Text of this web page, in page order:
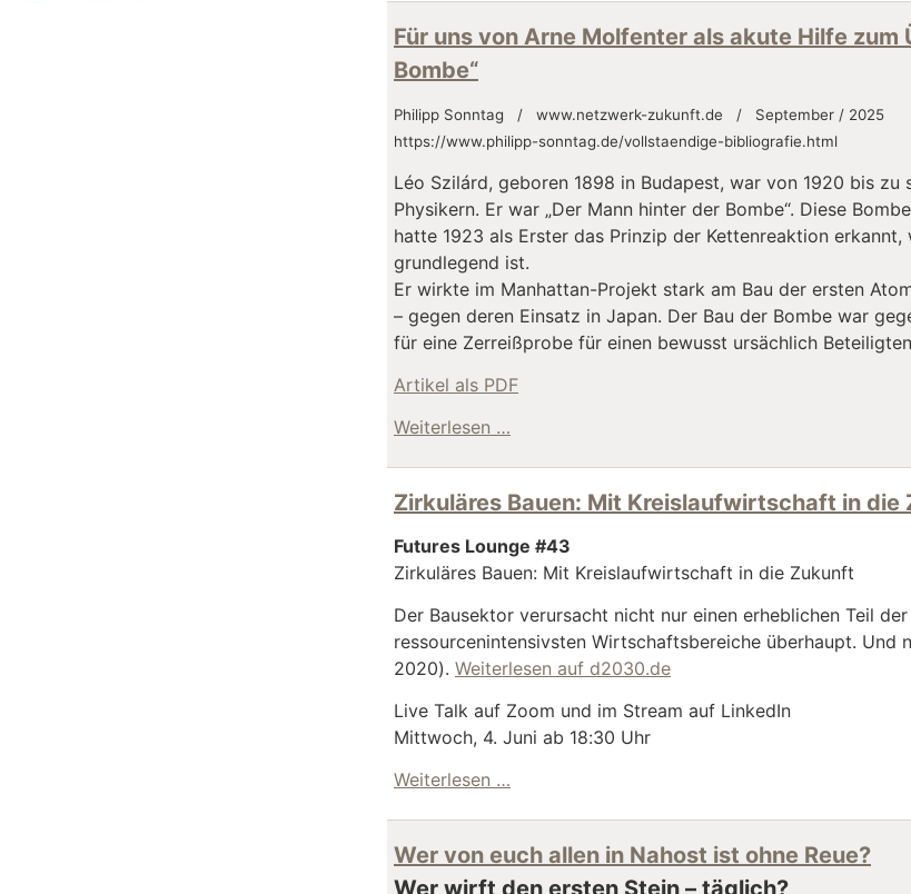
Für uns von Arne Molfenter als akute Hilfe
Bombe“
Philipp Sonntag / www.netzwerk-zukunft.de / September / 2025
https://www.philipp-sonntag.de/vollstaendige-bibliografie.html
Léo Szilárd, geboren 1898 in Budapest, war von 1920 bis
Physikern. Er war „Der Mann hinter der Bombe“. Diese
hatte 1923 als Erster das Prinzip der Kettenreaktion
grundlegend ist.
Er wirkte im Manhattan-Projekt stark am Bau der ersten
– gegen deren Einsatz in Japan. Der Bau der Bombe war
für eine Zerreißprobe für einen bewusst ursächlich
Artikel als PDF
Weiterlesen …
Zirkuläres Bauen: Mit Kreislaufwirtschaft in die
Futures Lounge #43
Zirkuläres Bauen: Mit Kreislaufwirtschaft in die Zukunft
Der Bausektor verursacht nicht nur einen erheblichen Teil
ressourcenintensivsten Wirtschaftsbereiche überhaupt. Und
2020). Weiterlesen auf d2030.de
Live Talk auf Zoom und im Stream auf LinkedIn
Mittwoch, 4. Juni ab 18:30 Uhr
Weiterlesen …
Wer von euch allen in Nahost ist ohne Reue?
Wer wirft den ersten Stein – täglich?